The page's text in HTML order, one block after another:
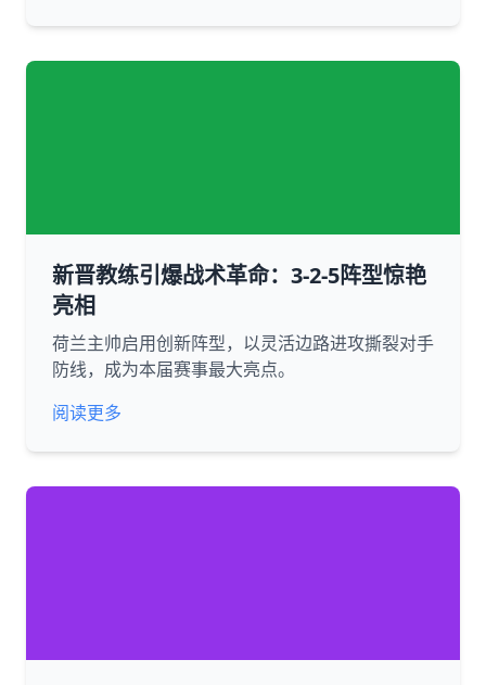
新晋教练引爆战术革命：3-2-5阵型惊艳
亮相
荷兰主帅启用创新阵型，以灵活边路进攻撕裂对手
防线，成为本届赛事最大亮点。
阅读更多